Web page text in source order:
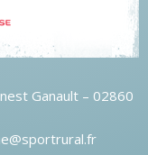
Ganault – 02860